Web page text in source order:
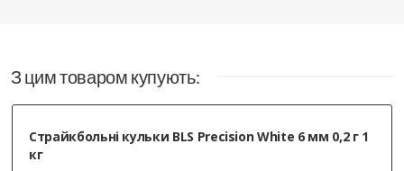
З цим товаром купують:
Страйкбольні кульки BLS Precision White 6 мм 0,2 г 1
кг